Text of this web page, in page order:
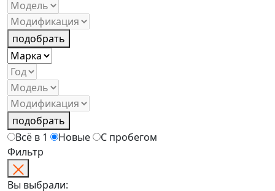
подобрать
подобрать
Всё в 1
Новые
С пробегом
Фильтр
Вы выбрали: